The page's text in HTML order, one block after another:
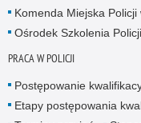
Komenda Miejska Policji
Ośrodek Szkolenia
PRACA W POLICJI
Postępowanie
Etapy postępowania